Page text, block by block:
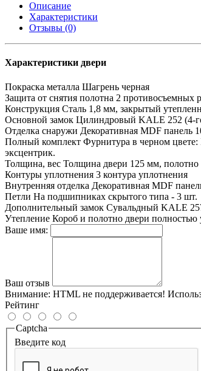
Описание
Характеристики
Отзывы (0)
Характеристики двери
Покраска металла Шагрень черная
Защита от снятия полотна 2 противосъемных
Конструкция Сталь 1,8 мм, закрытый
Основной замок Цилиндровый KALE 252 (4-
Отделка снаружи Декоративная MDF панель
Полный комплект Фурнитура в черном цвете:
эксцентрик.
Толщина, вес Толщина двери 125 мм, полотно
Контуры уплотнения 3 контура уплотнения
Внутренняя отделка Декоративная MDF
Петли На подшипниках скрытого типа - 3 шт.
Дополнительный замок Сувальдный KALE
Утепление Короб и полотно двери полностью
Ваше имя:
Ваш отзыв
Внимание: HTML не поддерживается!
Рейтинг
Captcha
Введите код